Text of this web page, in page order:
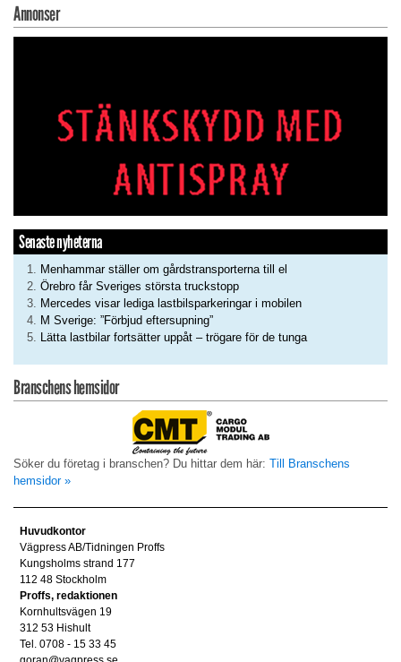
Annonser
Senaste nyheterna
Menhammar ställer om gårdstransporterna till el
Örebro får Sveriges största truckstopp
Mercedes visar lediga lastbilsparkeringar i mobilen
M Sverige: ”Förbjud eftersupning”
Lätta lastbilar fortsätter uppåt – trögare för de tunga
Branschens hemsidor
Söker du företag i branschen? Du hittar dem här: Till Branschens
hemsidor »
Huvudkontor
Vägpress AB/Tidningen Proffs
Kungsholms strand 177
112 48 Stockholm
Proffs, redaktionen
Kornhultsvägen 19
312 53 Hishult
Tel. 0708 - 15 33 45